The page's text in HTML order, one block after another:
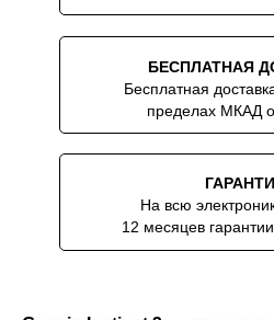
На всю
12 месяцев
БЕСПЛАТНАЯ
Бесплатная
пределах МКАД